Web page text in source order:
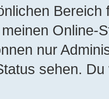
Online-
nur
sehen.